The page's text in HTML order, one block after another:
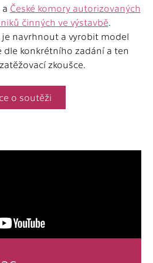
a České komory autorizovaných
činných ve výstavbě
navrhnout a vyrobit model
dle konkrétního zadání a ten
zkoušce.
o soutěži